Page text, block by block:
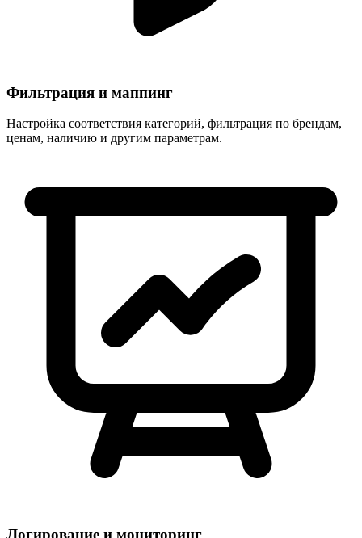
Фильтрация и маппинг
Настройка соответствия категорий, фильтрация по брендам,
ценам, наличию и другим параметрам.
Логирование и мониторинг